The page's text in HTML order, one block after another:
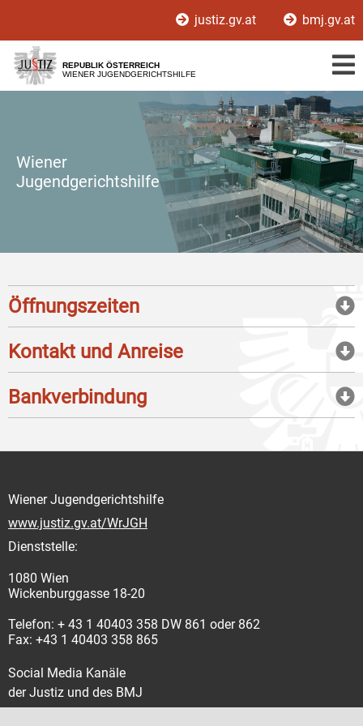
[1]
[2]
justiz.gv.at bmj.gv.at
REPUBLIK ÖSTERREICH
WIENER JUGENDGERICHTSHILFE
Wiener
Jugendgerichtshilfe
Öffnungszeiten
Kontakt und Anreise
Bankverbindung
Wiener Jugendgerichtshilfe
www.justiz.gv.at/WrJGH
Dienststelle:
1080 Wien
Wickenburggasse 18-20
Telefon: + 43 1 40403 358 DW 861 oder 862
Fax: +43 1 40403 358 865
Social Media Kanäle
der Justiz und des BMJ